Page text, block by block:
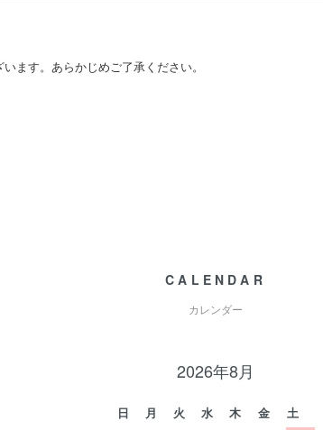
ます。あらかじめご了承ください。
CALENDAR
カレンダー
2026年8月
日 月 火 水 木 金
土